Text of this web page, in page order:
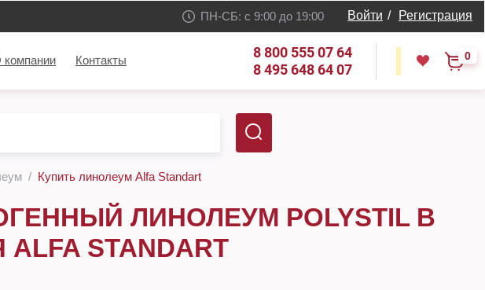
ПН-СБ: с 9:00 до 19:00 Войти / Регистрация
компании Контакты
8 800 555 07 64
8 495 648 64 07
0
Купить линолеум Alfa Standart
ЛИНОЛЕУМ POLYSTIL В
STANDART